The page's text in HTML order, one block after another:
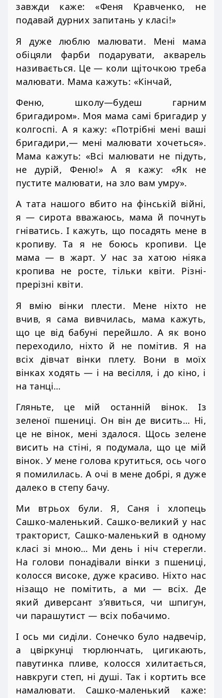
завжди каже: «Феня Кравченко, не
подавай дурних запитань у класі!»
Я дуже люблю малювати. Мені мама
обіцяли фарби подарувати, акварель
називається. Це — коли щіточкою треба
малювати. Мама кажуть: «Кінчай,
Феню, школу—будеш гарним
бригадиром». Моя мама самі бригадир у
колгоспі. А я кажу: «Потрібні мені ваші
бригадири,— мені малювати хочеться».
Мама кажуть: «Всі малювати не підуть,
не дурій, Феню!» А я кажу: «Як не
пустите малювати, на зло вам умру».
А тата нашого вбито на фінській війні,
я — сирота вважаюсь, мама й почнуть
гніватись. І кажуть, що посадять мене в
кропиву. Та я не боюсь кропиви. Це
мама — в жарт. У нас за хатою ніяка
кропива не росте, тільки квіти. Різні-
прерізні квіти.
Я вмію вінки плести. Мене ніхто не
вчив, я сама вивчилась, мама кажуть,
що це від бабуні перейшло. А як воно
переходило, ніхто й не помітив. Я на
всіх дівчат вінки плету. Вони в моїх
вінках ходять — і на весілля, і до кіно, і
на танці…
Гляньте, це мій останній вінок. Із
зеленої пшениці. Он він де висить… Ні,
це не вінок, мені здалося. Щось зелене
висить на стіні, я подумала, що це мій
вінок. У мене голова крутиться, ось чого
я помилилась. А очі в мене добрі, я дуже
далеко в степу бачу.
Ми втрьох були. Я, Саня і хлопець
Сашко-маленький. Сашко-великий у нас
тракторист, Сашко-маленький в одному
класі зі мною… Ми день і ніч стерегли.
На голови понадівали вінки з пшениці,
колосся високе, дуже красиво. Ніхто нас
нізащо не помітить, а ми — всіх. Де
який диверсант з’явиться, чи шпигун,
чи парашутист — всіх побачимо.
І ось ми сиділи. Сонечко було надвечір,
а цвіркунці тюрлюнчать, цигикають,
павутинка пливе, колосся хилитається,
навкруги степ, ні душі. Так і кортить все
намалювати. Сашко-маленький каже: